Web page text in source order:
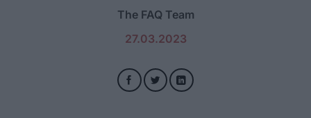
The FAQ Team
27.03.2023